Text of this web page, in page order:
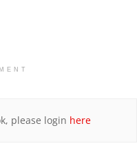
please login here